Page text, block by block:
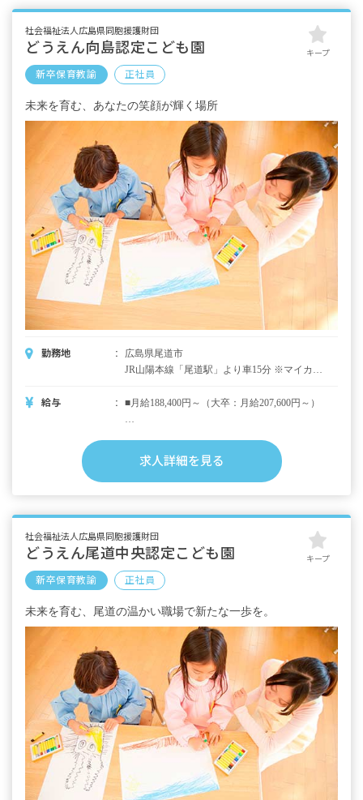
社会福祉法人広島県同胞援護財団
どうえん向島認定こども園
新卒保育教諭 正社員
キープ
未来を育む、あなたの笑顔が輝く場所
勤務地
広島県尾道市
JR山陽本線「尾道駅」より車15分 ※マイカー
負担あり） ※バイク・自転車通勤OK（駐輪
給与 ■月給188,400円～（大卒：月給207,600円～）
基本給：169,400円～（大卒：188,600円～）
処遇改善手当Ⅰ：10,000円
処遇改善手当Ⅲ：9,000円
■別途支給手当
処遇改善手当Ⅱ：5,000円～40,000円
通勤手当：実費支給（上限なし）
扶養手当：1人につき10,000円／月 ※要件あり
超過勤務手当：法令に基づき全額支給
■昇給：年1回（4月）※昨年実績：1,200円～
3,500円／月
■賞与：年3回（7月・12月・3月）※昨年実
績：3.9カ月分
※新卒採用の1年目は固定2.0カ月分（人事考
課対象外により3月期末賞与なしのため）
＜年収例＞
1年目 約294万円
10年目 約369万円
※能力、業績により変動
求人詳細を見る
社会福祉法人広島県同胞援護財団
どうえん尾道中央認定こども園
新卒保育教諭 正社員
キープ
未来を育む、尾道の温かい職場で新たな一歩を。